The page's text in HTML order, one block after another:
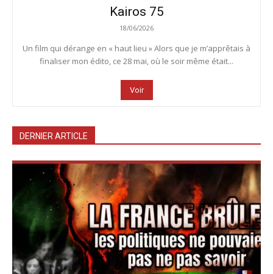
Kairos 75
18/06/2026
Un film qui dérange en « haut lieu » Alors que je m’apprêtais à
finaliser mon édito, ce 28 mai, où le soir même était...
Voir
DERNIER ARTICLE